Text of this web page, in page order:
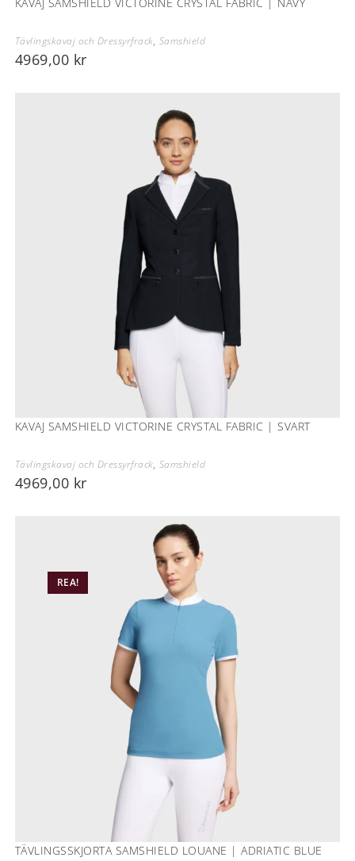
Tävlingskavaj och Dressyrfrack, Samshield
4969,00 kr
KAVAJ SAMSHIELD VICTORINE CRYSTAL FABRIC | SVART
Tävlingskavaj och Dressyrfrack, Samshield
4969,00 kr
REA!
TÄVLINGSSKJORTA SAMSHIELD LOUANE | ADRIATIC BLUE